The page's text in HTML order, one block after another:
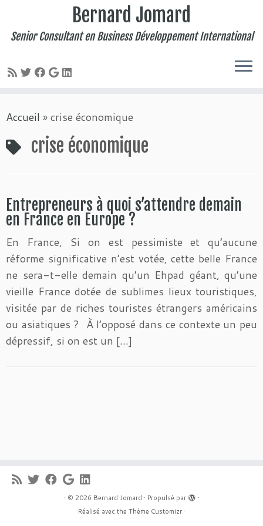
au
Bernard Jomard
Senior Consultant en Business Développement International
Accueil »crise économique
crise économique
Entrepreneurs à quoi s’attendre demain
en France en Europe ?
En France, Si on est pessimiste et qu’aucune
réforme significative n’est votée, cette belle France
ne sera-t-elle demain qu’un Ehpad géant, qu’une
vieille France dotée de sublimes lieux touristiques,
visitée par de riches touristes étrangers américains
ou asiatiques ? À l’opposé dans ce contexte un peu
dépressif, si on est un […]
· © 2026 Bernard Jomard · Propulsé par
·
Réalisé avec the Thème Customizr·